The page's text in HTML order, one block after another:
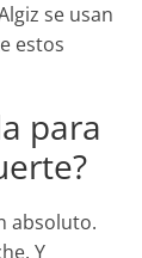
se usan
estos
para
absoluto.
Y